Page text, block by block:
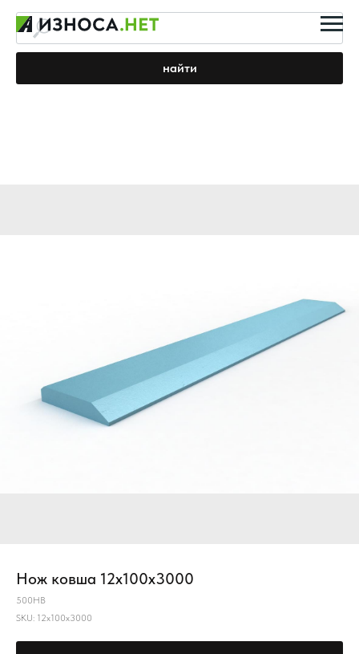
найти
Нож ковша 12х100х3000
500HB
SKU: 12х100х3000